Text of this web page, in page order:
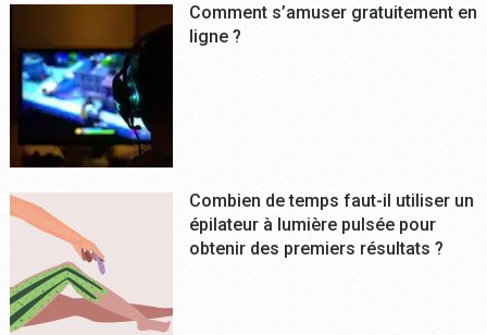
Comment s’amuser gratuitement en
ligne ?
Combien de temps faut-il utiliser un
épilateur à lumière pulsée pour
obtenir des premiers résultats ?